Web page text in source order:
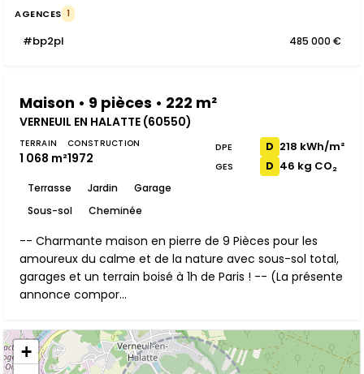
AGENCES 1
#bp2pl 485 000 €
Maison • 9 pièces • 222 m²
VERNEUIL EN HALATTE (60550)
TERRAIN
1 068 m²
CONSTRUCTION
1972
Terrasse Jardin
Garage
Sous-sol
Cheminée
DPE D 218 kWh/m²
GES D 46 kg CO₂
-- Charmante maison en pierre de 9 Pièces pour les
amoureux du calme et de la nature avec sous-sol total,
garages et un terrain boisé à 1h de Paris ! -- (La présente
annonce compor...
+